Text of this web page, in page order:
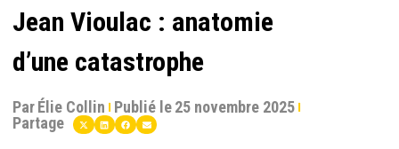
Jean Vioulac : anatomie
d’une catastrophe
ParÉlie Collin Publié le25 novembre 2025
Partage